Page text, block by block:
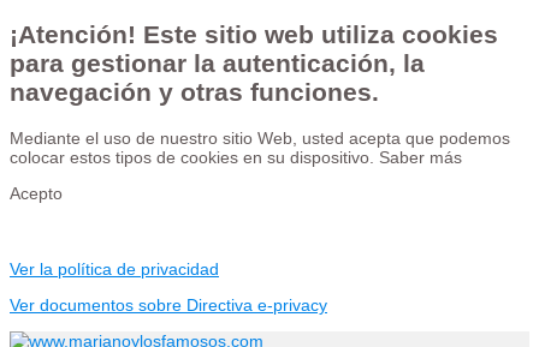
¡Atención! Este sitio web utiliza cookies
para gestionar la autenticación, la
navegación y otras funciones.
Mediante el uso de nuestro sitio Web, usted acepta que podemos
colocar estos tipos de cookies en su dispositivo. Saber más
Acepto
Ver la política de privacidad
Ver documentos sobre Directiva e-privacy